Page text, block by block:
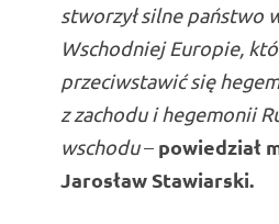
stworzył silne państwo
Wschodniej Europie,
przeciwstawić się
z zachodu i hegemonii
wschodu– powiedział
Jarosław Stawiarski.